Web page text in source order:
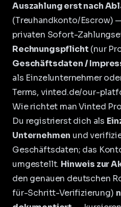
Auszahlung erst nach
(Treuhandkonto/Escrow)
privaten Sofort-
Rechnungspflicht (nur
Geschäftsdaten /
als Einzelunternehmer
Terms, vinted.de/our-
Wie richtet man Vinted
Du registrierst dich als
Unternehmen und
Geschäftsdaten; das
umgestellt. Hinweis zur
den genauen deutschen
für-Schritt-Verifizierung)